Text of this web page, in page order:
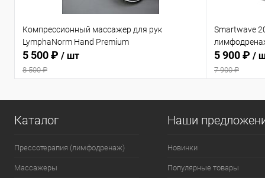
Компрессионный массажер для рук
LymphaNorm Hand Premium
5 500 ₽ / шт
8 500 ₽
Smartwave
5 900 ₽ /
7 900 ₽
Каталог
Прессотерапия (лимфодренаж)
Массажеры
Наши
Новинки
Популярные товары